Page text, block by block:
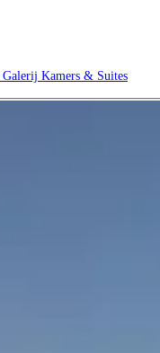
Galerij Kamers & Suites